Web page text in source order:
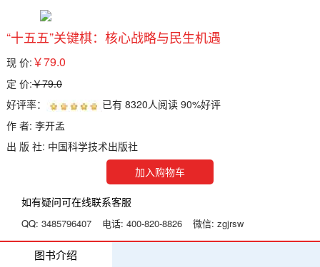
“十五五”关键棋：核心战略与民生机遇
现 价: ￥79.0
定 价:￥79.0
好评率：
已有 8320人阅读 90%好评
作 者: 李开孟
出 版 社: 中国科学技术出版社
加入购物车
如有疑问可在线联系客服
QQ: 3485796407 电话: 400-820-8826 微信: zgjrsw
图书介绍